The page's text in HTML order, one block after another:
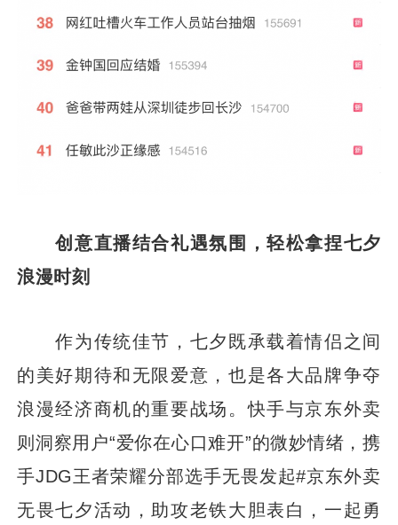
创意直播结合礼遇氛围，轻松拿捏七夕
浪漫时刻
作为传统佳节，七夕既承载着情侣之间
的美好期待和无限爱意，也是各大品牌争夺
浪漫经济商机的重要战场。快手与京东外卖
则洞察用户“爱你在心口难开”的微妙情绪，携
手JDG王者荣耀分部选手无畏发起#京东外卖
无畏七夕活动，助攻老铁大胆表白，一起勇